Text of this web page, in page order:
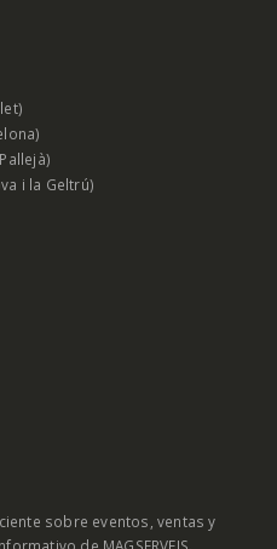
sobre eventos, ventas y